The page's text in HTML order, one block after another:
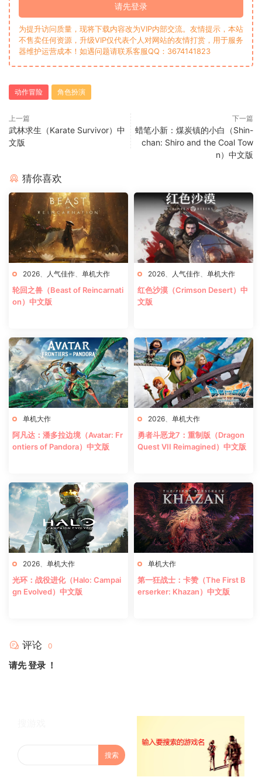
请先登录
为提升访问质量，现将下载内容改为VIP内部交流。友情提示，本站
不售卖任何资源，升级VIP仅代表个人对网站的友情打赏，用于服务
器维护运营成本！如遇问题请联系客服QQ：3674141823
动作冒险 角色扮演
上一篇
武林求生（Karate Survivor）中
文版
下一篇
蜡笔小新：煤炭镇的小白（Shin-
chan: Shiro and the Coal Tow
n）中文版
猜你喜欢
2026 人气佳作 单机大作
轮回之兽（Beast of Reincarnati
on）中文版
2026 人气佳作 单机大作
红色沙漠（Crimson Desert）中
文版
单机大作
阿凡达：潘多拉边境（Avatar: Fr
ontiers of Pandora）中文版
2026 单机大作
勇者斗恶龙7：重制版（Dragon
Quest VII Reimagined）中文版
2026 单机大作
光环：战役进化（Halo: Campai
gn Evolved）中文版
单机大作
第一狂战士：卡赞（The First B
erserker: Khazan）中文版
评论 0
请先登录 ！